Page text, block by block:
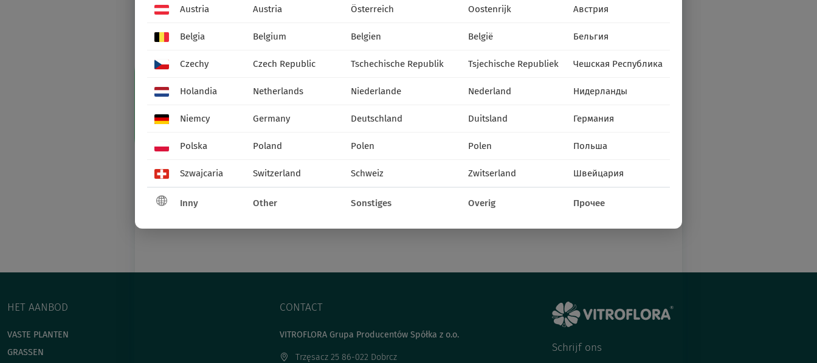
HET AANBOD
VASTE PLANTEN
GRASSEN
CONTACT
VITROFLORA Grupa Producentów Spółka z o.o.
Trzęsacz 25 86-022 Dobrcz
Schrijf ons
Austria Austria Österreich Oostenrijk Австрия
Belgia Belgium Belgien België Бельгия
Czechy Czech Republic Tschechische Republik Tsjechische Republiek Чешская Республика
Holandia Netherlands Niederlande Nederland Нидерланды
Niemcy Germany Deutschland Duitsland Германия
Polska Poland Polen Polen Польша
Szwajcaria Switzerland Schweiz Zwitserland Швейцария
Inny Other Sonstiges Overig Прочее